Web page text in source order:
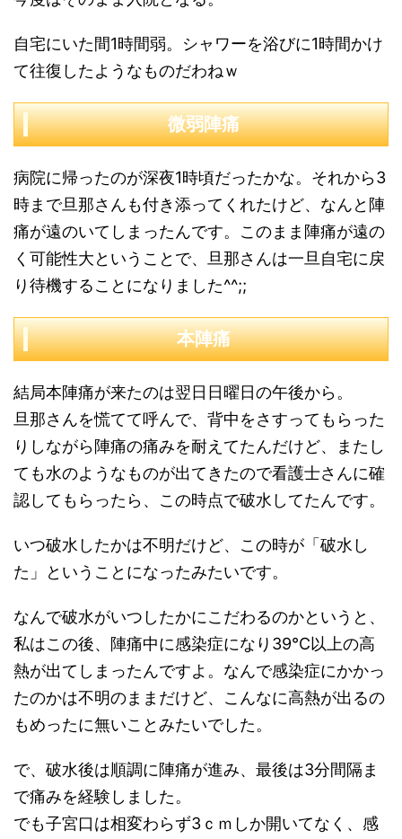
自宅にいた間1時間弱。シャワーを浴びに1時間かけ
て往復したようなものだわねｗ
微弱陣痛
病院に帰ったのが深夜1時頃だったかな。それから3
時まで旦那さんも付き添ってくれたけど、なんと陣
痛が遠のいてしまったんです。このまま陣痛が遠の
く可能性大ということで、旦那さんは一旦自宅に戻
り待機することになりました^^;;
本陣痛
結局本陣痛が来たのは翌日日曜日の午後から。
旦那さんを慌てて呼んで、背中をさすってもらった
りしながら陣痛の痛みを耐えてたんだけど、またし
ても水のようなものが出てきたので看護士さんに確
認してもらったら、この時点で破水してたんです。
いつ破水したかは不明だけど、この時が「破水し
た」ということになったみたいです。
なんで破水がいつしたかにこだわるのかというと、
私はこの後、陣痛中に感染症になり39℃以上の高
熱が出てしまったんですよ。なんで感染症にかかっ
たのかは不明のままだけど、こんなに高熱が出るの
もめったに無いことみたいでした。
で、破水後は順調に陣痛が進み、最後は3分間隔ま
で痛みを経験しました。
でも子宮口は相変わらず3ｃｍしか開いてなく、感